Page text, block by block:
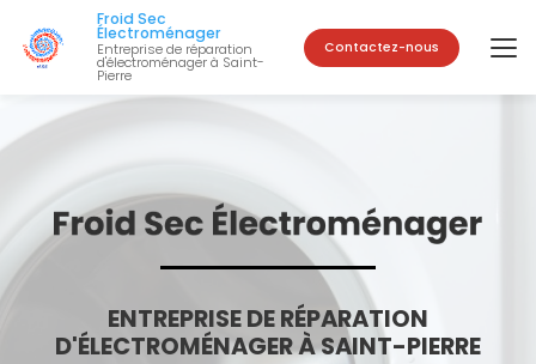
contenu
Froid Sec
Électroménager
Entreprise de réparation
d'électroménager à Saint-
Pierre
Contactez-nous
ENTREPRISE DE RÉPARATION
D'ÉLECTROMÉNAGER À SAINT-PIERRE